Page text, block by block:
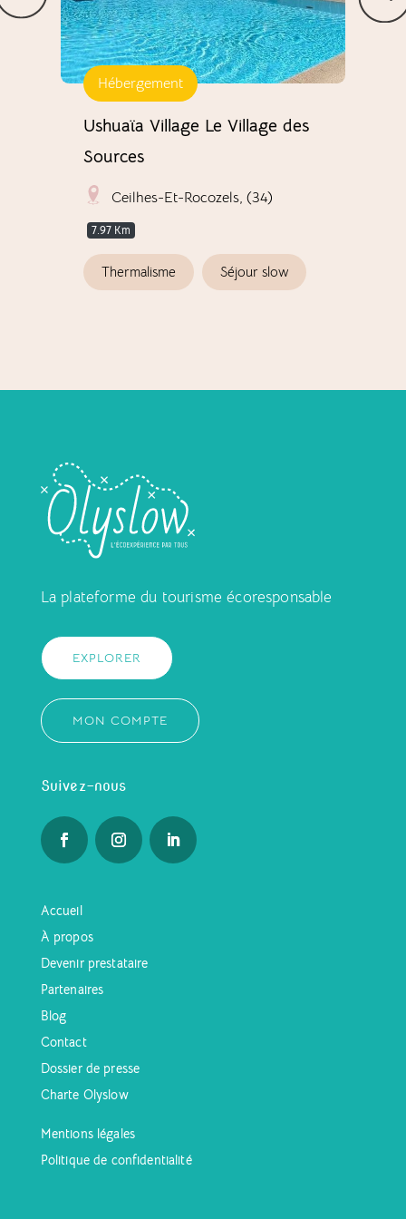
Hébergement
Ushuaïa Village Le Village des
Sources
Ceilhes-Et-Rocozels, (34)
7.97 Km
Thermalisme Séjour slow
La plateforme du tourisme écoresponsable
EXPLORER
MON COMPTE
Suivez-nous
Accueil
À propos
Devenir prestataire
Partenaires
Blog
Contact
Dossier de presse
Charte Olyslow
Mentions légales
Politique de confidentialité